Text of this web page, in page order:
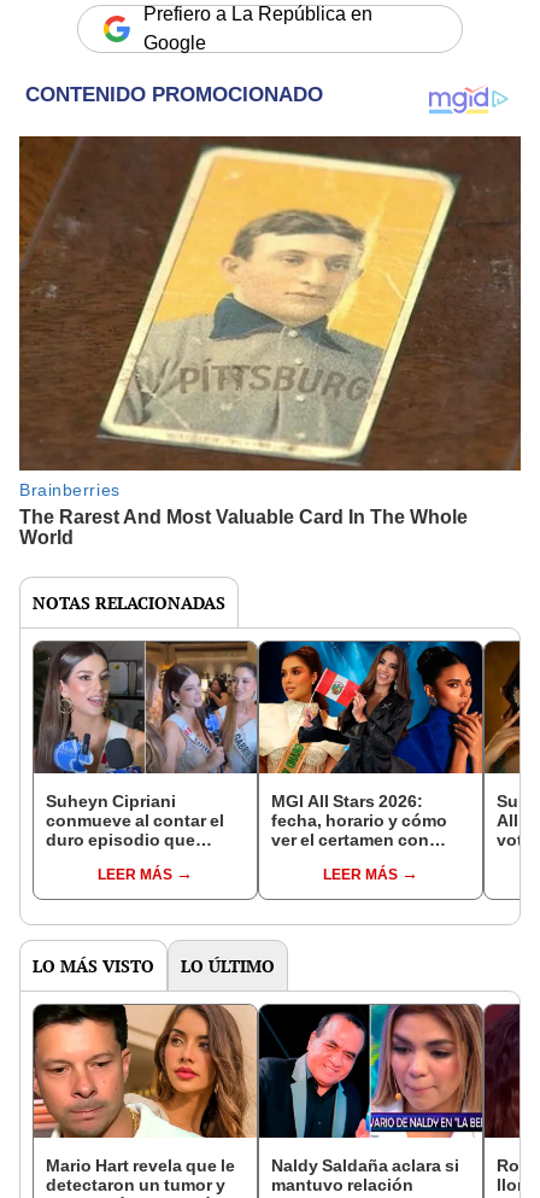
Prefiero a La República en
Google
NOTAS RELACIONADAS
Suheyn Cipriani
conmueve al contar el
duro episodio que
"Tengo una historia
muy fuerte que contar"
LEER MÁS
MGI All Stars 2026:
fecha, horario y cómo
ver el certamen con
LEER MÁS
All
LO MÁS VISTO LO ÚLTIMO
Mario Hart revela que le
detectaron un tumor y
Naldy Saldaña aclara si
mantuvo relación
llora